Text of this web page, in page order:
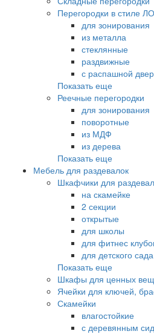
Перегородки в стиле
для зонирования
из металла
стеклянные
раздвижные
с распашной
Показать еще
Реечные перегородки
для зонирования
поворотные
из МДФ
из дерева
Показать еще
Мебель для раздевалок
Шкафчики для
на скамейке
2 секции
открытые
для школы
для фитнес
для детского сада
Показать еще
Шкафы для ценных
Ячейки для ключей,
Скамейки
влагостойкие
с деревянным